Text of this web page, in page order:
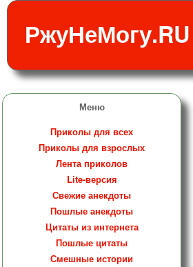
РжуНеМогу.RU
Меню
Приколы для всех
Приколы для взрослых
Лента приколов
Lite-версия
Свежие анекдоты
Пошлые анекдоты
Цитаты из интернета
Пошлые цитаты
Смешные истории